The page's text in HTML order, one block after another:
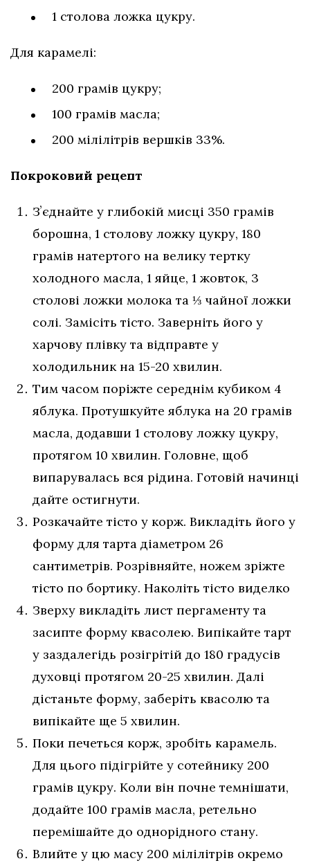
1 столова ложка цукру.
Для карамелі:
200 грамів цукру;
100 грамів масла;
200 мілілітрів вершків 33%.
Покроковий рецепт
Зʼєднайте у глибокій мисці 350 грамів
борошна, 1 столову ложку цукру, 180
грамів натертого на велику тертку
холодного масла, 1 яйце, 1 жовток, 3
столові ложки молока та ⅓ чайної ложки
солі. Замісіть тісто. Заверніть його у
харчову плівку та відправте у
холодильник на 15-20 хвилин.
Тим часом поріжте середнім кубиком 4
яблука. Протушкуйте яблука на 20 грамів
масла, додавши 1 столову ложку цукру,
протягом 10 хвилин. Головне, щоб
випарувалась вся рідина. Готовій начинці
дайте остигнути.
Розкачайте тісто у корж. Викладіть його у
форму для тарта діаметром 26
сантиметрів. Розрівняйте, ножем зріжте
тісто по бортику. Наколіть тісто виделко
Зверху викладіть лист пергаменту та
засипте форму квасолею. Випікайте тарт
у заздалегідь розігрітій до 180 градусів
духовці протягом 20-25 хвилин. Далі
дістаньте форму, заберіть квасолю та
випікайте ще 5 хвилин.
Поки печеться корж, зробіть карамель.
Для цього підігрійте у сотейнику 200
грамів цукру. Коли він почне темнішати,
додайте 100 грамів масла, ретельно
перемішайте до однорідного стану.
Влийте у цю масу 200 мілілітрів окремо